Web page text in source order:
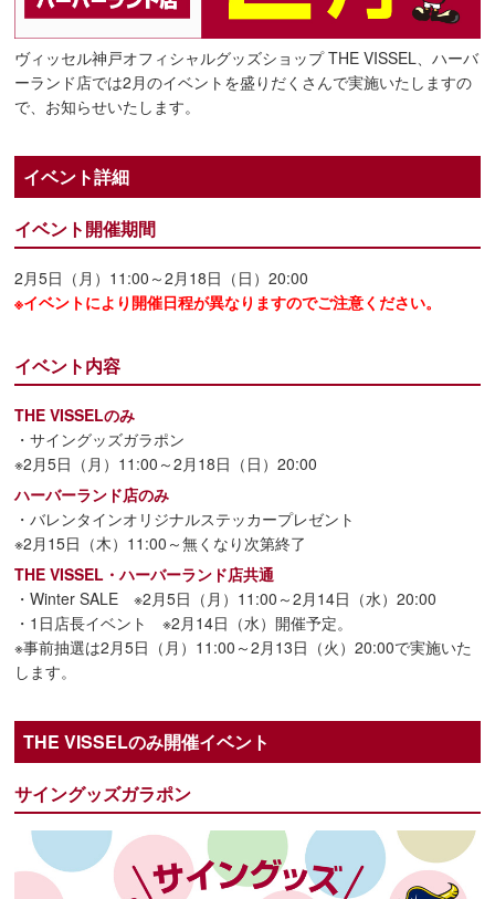
ヴィッセル神戸オフィシャルグッズショップ THE VISSEL、ハーバ
ーランド店では2月のイベントを盛りだくさんで実施いたしますの
で、お知らせいたします。
イベント詳細
イベント開催期間
2月5日（月）11:00～2月18日（日）20:00
※イベントにより開催日程が異なりますのでご注意ください。
イベント内容
THE VISSELのみ
・サイングッズガラポン
※2月5日（月）11:00～2月18日（日）20:00
ハーバーランド店のみ
・バレンタインオリジナルステッカープレゼント
※2月15日（木）11:00～無くなり次第終了
THE VISSEL・ハーバーランド店共通
・Winter SALE ※2月5日（月）11:00～2月14日（水）20:00
・1日店長イベント ※2月14日（水）開催予定。
※事前抽選は2月5日（月）11:00～2月13日（火）20:00で実施いた
します。
THE VISSELのみ開催イベント
サイングッズガラポン